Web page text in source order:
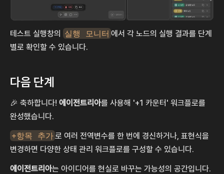
테스트 실행창의 실행 모니터 에서 각 노드의 실행 결과를 단계
별로 확인할 수 있습니다.
다음 단계
🎉 축하합니다! 에이전트리아를 사용해 '+1 카운터' 워크플로를
완성했습니다.
+항목 추가로 여러 전역변수를 한 번에 경신하거나, 표현식을
변경하면 다양한 상태 관리 워크플로를 구성할 수 있습니다.
에이전트리아는 아이디어를 현실로 바꾸는 가능성의 공간입니다.